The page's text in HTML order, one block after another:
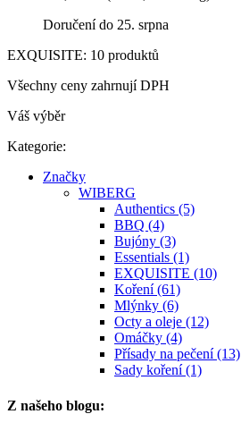
Doručení do 25. srpna
EXQUISITE: 10 produktů
Všechny ceny zahrnují DPH
Váš výběr
Kategorie:
Značky
WIBERG
Authentics (5)
BBQ (4)
Bujóny (3)
Essentials (1)
EXQUISITE (10)
Koření (61)
Mlýnky (6)
Octy a oleje (12)
Omáčky (4)
Přísady na pečení (13)
Sady koření (1)
Z našeho blogu: